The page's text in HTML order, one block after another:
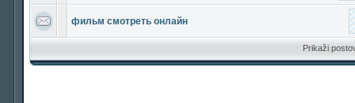
фильм смотреть онлайн
Prikaži